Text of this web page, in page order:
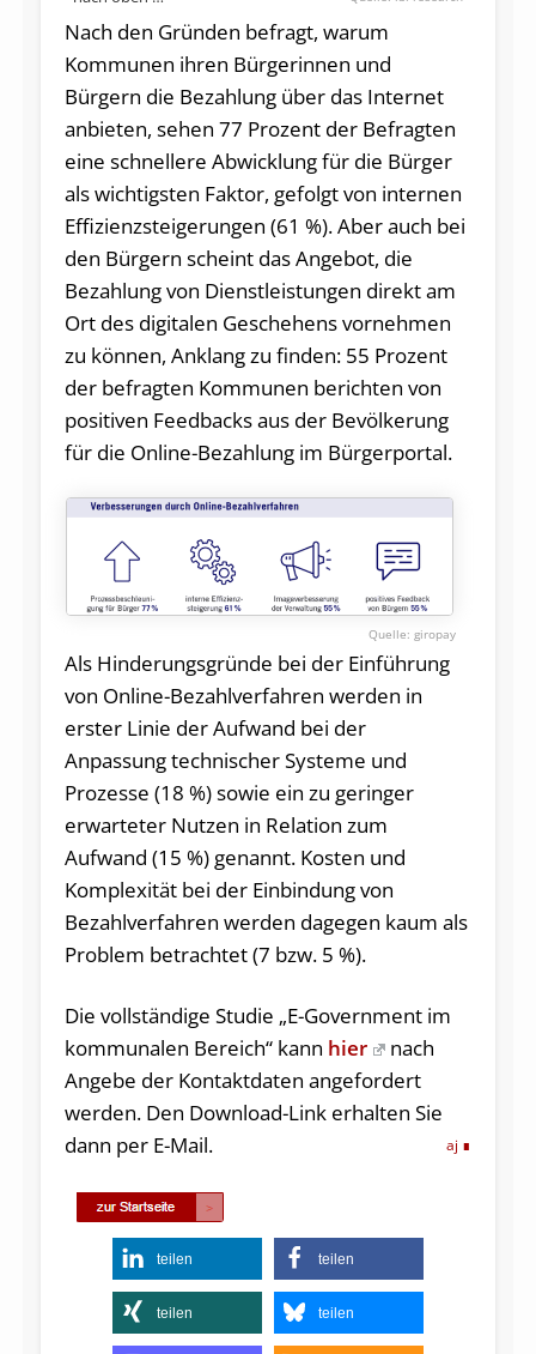
Nach den Gründen befragt, warum
Kommunen ihren Bürgerinnen und
Bürgern die Bezahlung über das Internet
anbieten, sehen 77 Prozent der Befragten
eine schnellere Abwicklung für die Bürger
als wichtigsten Faktor, gefolgt von internen
Effizienzsteigerungen (61 %). Aber auch bei
den Bürgern scheint das Angebot, die
Bezahlung von Dienstleistungen direkt am
Ort des digitalen Geschehens vornehmen
zu können, Anklang zu finden: 55 Prozent
der befragten Kommunen berichten von
positiven Feedbacks aus der Bevölkerung
für die Online-Bezahlung im Bürgerportal.
giropay
Als Hinderungsgründe bei der Einführung
von Online-Bezahlverfahren werden in
erster Linie der Aufwand bei der
Anpassung technischer Systeme und
Prozesse (18 %) sowie ein zu geringer
erwarteter Nutzen in Relation zum
Aufwand (15 %) genannt. Kosten und
Komplexität bei der Einbindung von
Bezahlverfahren werden dagegen kaum als
Problem betrachtet (7 bzw. 5 %).
Die vollständige Studie „E-Government im
kommunalen Bereich“ kann hier
nach
Angebe der Kontaktdaten angefordert
werden. Den Download-Link erhalten Sie
dann per E-Mail.
aj
teilen teilen
teilen teilen